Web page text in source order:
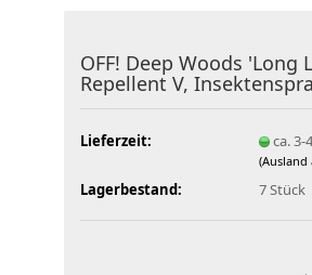
OFF! Deep Woods 'Long
Repellent V,
Lieferzeit: ca. 3-
(Ausland
Lagerbestand: 7 Stück